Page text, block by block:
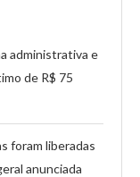
administrativa e
de R$ 75
foram liberadas
anunciada